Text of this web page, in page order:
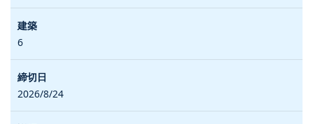
6
2026/8/24